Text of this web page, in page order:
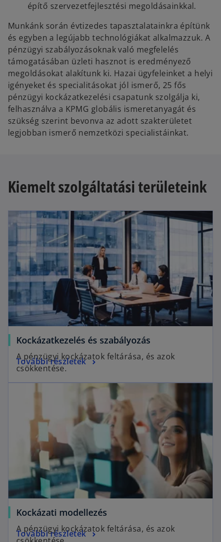
építő szervezetfejlesztési megoldásainkkal.
Munkánk során évtizedes tapasztalatainkra építünk
és egyben a legújabb technológiákat alkalmazzuk. A
pénzügyi szabályozásoknak való megfelelés
támogatásában üzleti hasznot is eredményező
megoldásokat alakítunk ki. Hazai ügyfeleinket a helyi
igényeket és specialitásokat jól ismerő, 25 fős
pénzügyi kockázatkezelési csapatunk szolgálja ki,
felhasználva a KPMG globális ismeretanyagát és
szükség szerint bevonva az adott szakterületet
legjobban ismerő nemzetközi specialistáinkat.
Kiemelt szolgáltatási területeink
Kockázatkezelés és szabályozás
A pénzügyi kockázatok feltárása, és azok
csökkentése.
További részletek
Kockázati modellezés
A pénzügyi kockázatok feltárása, és azok
További részletek